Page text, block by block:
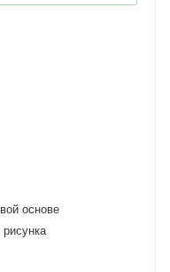
основе
рисунка